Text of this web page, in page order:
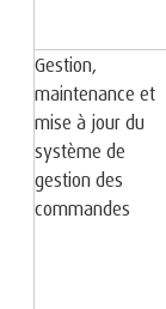
Gestion,
maintenance et
mise à jour du
système de
gestion des
commandes